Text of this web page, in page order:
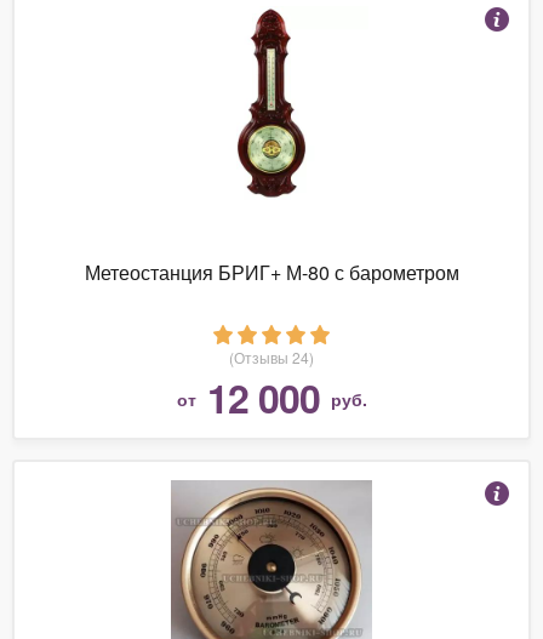
Метеостанция БРИГ+ М-80 с барометром
(Отзывы 24)
от 12 000 руб.